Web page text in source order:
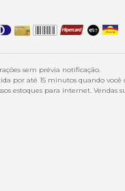
sem prévia notificação.
por até 15 minutos quando
estoques para internet. Vendas